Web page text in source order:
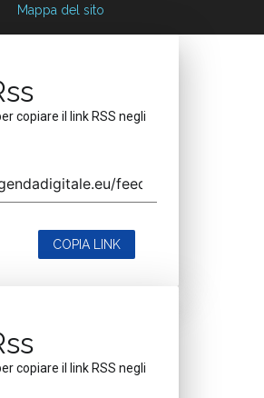
Mappa del sito
copiare il link RSS negli
COPIA LINK
copiare il link RSS negli